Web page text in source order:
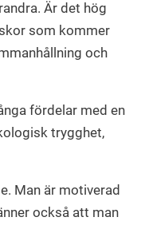
Är det hög
som kommer
och
fördelar med en
trygghet,
Man är motiverad
också att man